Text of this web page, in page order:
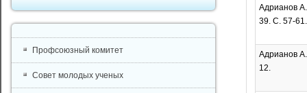
Адрианов
39. С. 57-61.
Адрианов
12.
Профсоюзный комитет
Совет молодых ученых